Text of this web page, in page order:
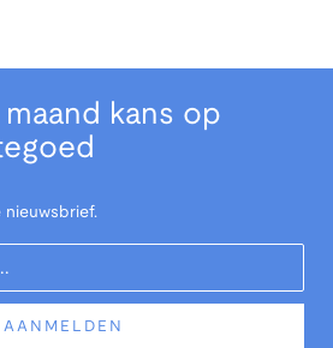
kans op
nieuwsbrief.
AANMELDEN